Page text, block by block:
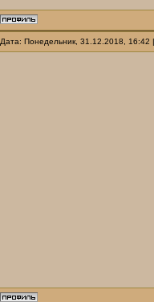
Дата: Понедельник, 31.12.2018,